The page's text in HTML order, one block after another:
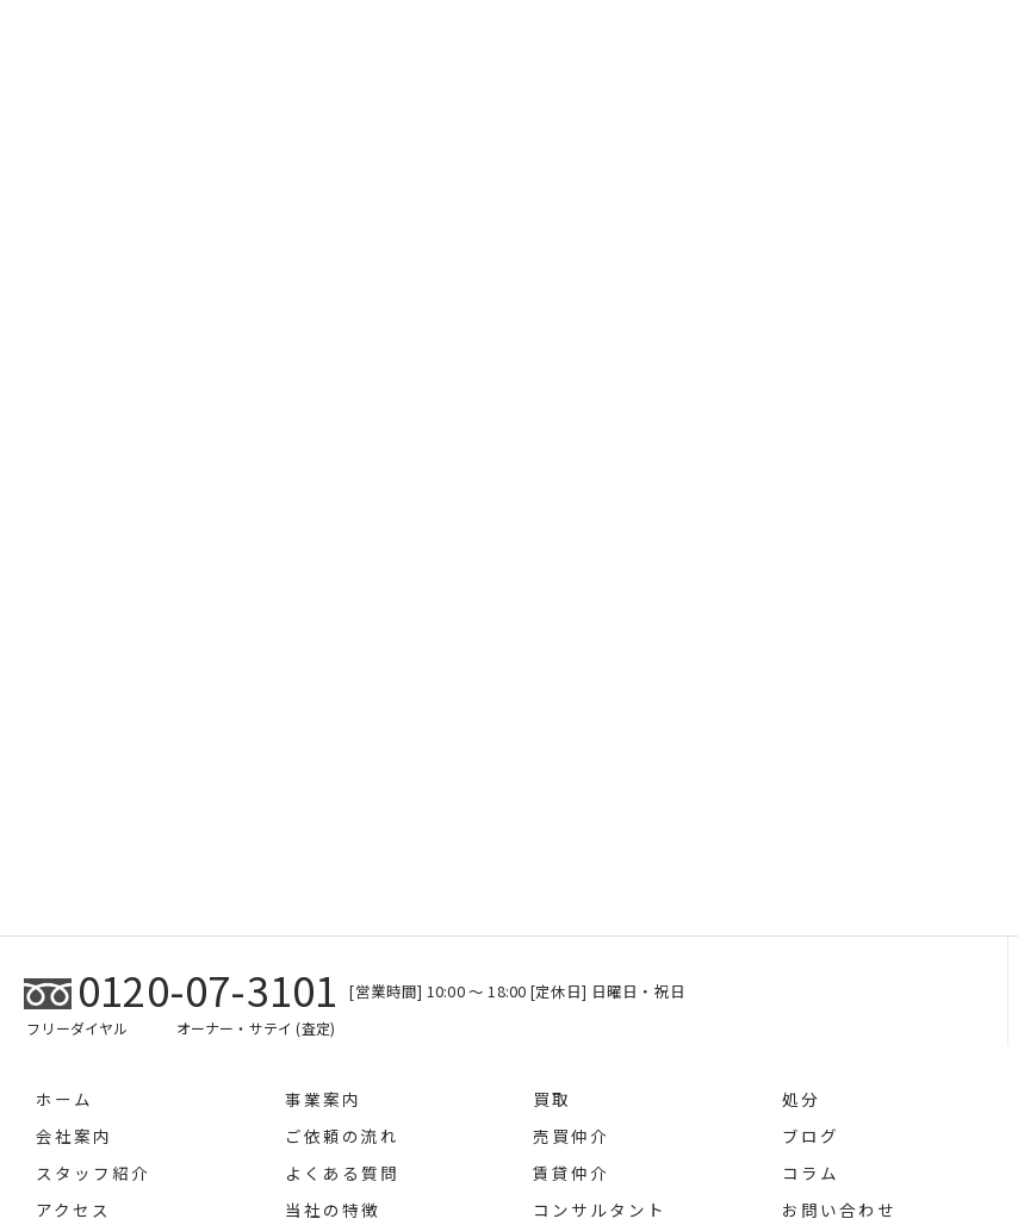
0120-07-3101
フリーダイヤル オーナー・サテイ (査定)
[営業時間] 10:00 ～ 18:00 [定休日] 日曜日・祝日
ホーム
会社案内
スタッフ紹介
アクセス
事業案内
ご依頼の流れ
よくある質問
当社の特徴
買取
売買仲介
賃貸仲介
コンサルタント
処分
ブログ
コラム
お問い合わせ